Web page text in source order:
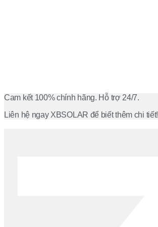
Cam kết 100% chính hãng. Hỗ trợ 24/7.
Liên hệ ngay XBSOLAR để biết thêm chi tiết!